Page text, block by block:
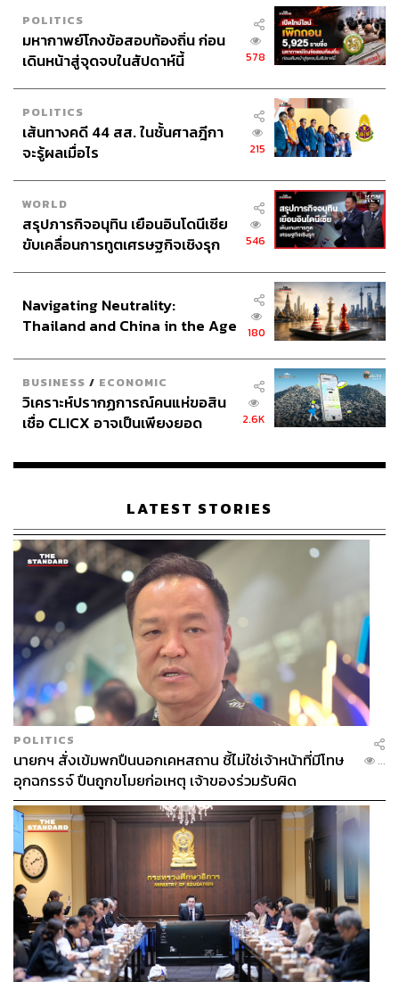
POLITICS
มหากาพย์โกงข้อสอบท้องถิ่น ก่อน
เดินหน้าสู่จุดจบในสัปดาห์นี้
578
POLITICS
เส้นทางคดี 44 สส. ในชั้นศาลฎีกา
จะรู้ผลเมื่อไร
215
WORLD
สรุปภารกิจอนุทิน เยือนอินโดนีเซีย
ขับเคลื่อนการทูตเศรษฐกิจเชิงรุก
546
Navigating Neutrality:
Thailand and China in the Age
180
BUSINESS / ECONOMIC
วิเคราะห์ปรากฏการณ์คนแห่ขอสิน
เชื่อ CLICX อาจเป็นเพียงยอด
เรือนไทยที่ถูกซุกไว้
2.6K
LATEST STORIES
POLITICS
นายกฯ สั่งเข้มพกปืนนอกเคหสถาน ชี้ไม่ใช่เจ้าหน้าที่มีโทษ
อุกฉกรรจ์ ปืนถูกขโมยก่อเหตุ เจ้าของร่วมรับผิด
...